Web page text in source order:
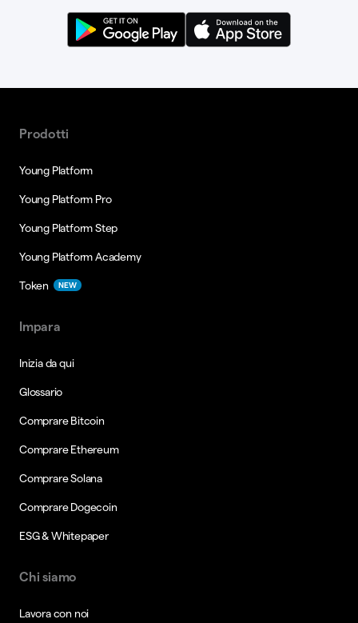
Prodotti
Young Platform
Young Platform Pro
Young Platform Step
Young Platform Academy
Token NEW
Impara
Inizia da qui
Glossario
Comprare Bitcoin
Comprare Ethereum
Comprare Solana
Comprare Dogecoin
ESG & Whitepaper
Chi siamo
Lavora con noi